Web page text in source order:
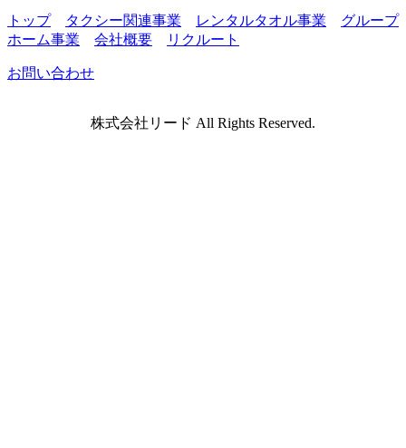
トップ タクシー関連事業 レンタルタオル事業
グループ
ホーム事業
会社概要 リクルート
お問い合わせ
株式会社リード All Rights Reserved.